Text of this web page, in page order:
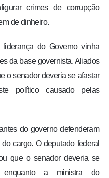
crimes de corrupção
de dinheiro.
do Governo vinha
da base governista. Aliados
o senador deveria se afastar
político causado pelas
do governo defenderam
cargo. O deputado federal
que o senador deveria se
a ministra do